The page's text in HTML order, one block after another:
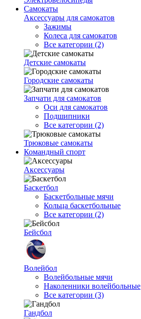
Самокаты
Аксессуары для самокатов
Зажимы
Колеса для самокатов
Все категории (2)
Детские самокаты
Городские самокаты
Запчати для самокатов
Оси для самокатов
Подшипники
Все категории (2)
Трюковые самокаты
Командный спорт
Аксессуары
Баскетбол
Баскетбольные мячи
Кольца баскетбольные
Все категории (2)
Бейсбол
Волейбол
Волейбольные мячи
Наколенники волейбольные
Все категории (3)
Гандбол